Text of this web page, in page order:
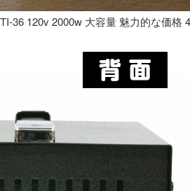
36 120v 2000w 大容量 魅力的な価格